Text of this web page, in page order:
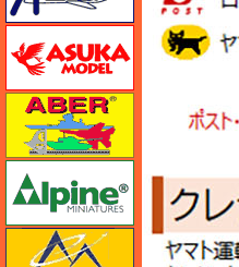
アスカモデル
イージーモデル